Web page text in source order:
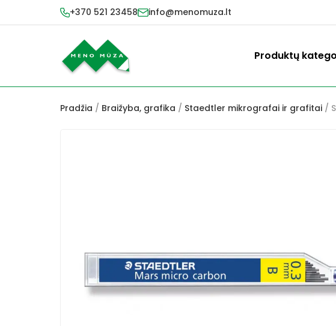
+370 521 23458 info@menomuza.lt
Produktų
Pradžia / Braižyba, grafika / Staedtler mikrografai ir grafitai /